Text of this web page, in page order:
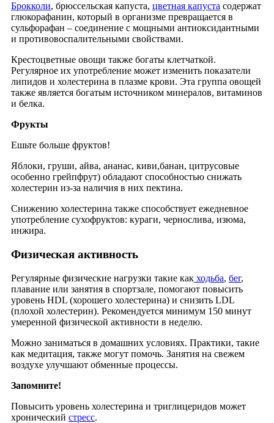
Брокколи, брюссельская капуста, цветная капуста содержат
глюкорафанин, который в организме превращается в
сульфорафан – соединение с мощными антиоксидантными
и противовоспалительными свойствами.
Крестоцветные овощи также богаты клетчаткой.
Регулярное их употребление может изменить показатели
липидов и холестерина в плазме крови. Эта группа овощей
также является богатым источником минералов, витаминов
и белка.
Фрукты
Ешьте больше фруктов!
Яблоки, груши, айва, ананас, киви,банан, цитрусовые
особенно грейпфрут) обладают способностью снижать
холестерин из-за наличия в них пектина.
Снижению холестерина также способствует ежедневное
употребление сухофруктов: кураги, чернослива, изюма,
инжира.
Физическая активность
Регулярные физические нагрузки такие как ходьба, бег,
плавание или занятия в спортзале, помогают повысить
уровень HDL (хорошего холестерина) и снизить LDL
(плохой холестерин). Рекомендуется минимум 150 минут
умеренной физической активности в неделю.
Можно заниматься в домашних условиях. Практики, такие
как медитация, также могут помочь. Занятия на свежем
воздухе улучшают обменные процессы.
Запомните!
Повысить уровень холестерина и триглицеридов может
хронический стресс.